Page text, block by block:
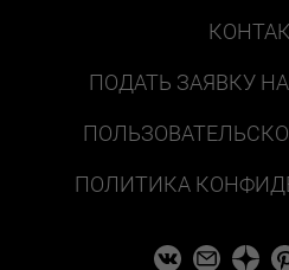
ПОДАТЬ ЗАЯВКУ
ПОЛИТИКА